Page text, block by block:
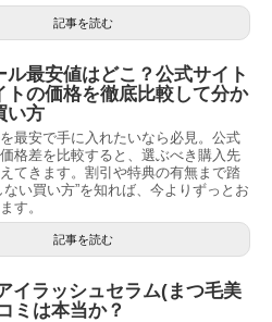
記事を読む
ル最安値はどこ？公式サイト
トの価格を徹底比較して分か
い方
最安で手に入れたいなら必見。公式
格差を比較すると、選ぶべき購入先
てきます。割引や特典の有無まで踏
ない買い方”を知れば、今よりずっとお
す。
記事を読む
イラッシュセラム(まつ毛美
ミは本当か？